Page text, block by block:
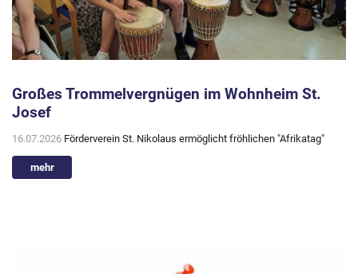
Großes Trommelvergnügen im Wohnheim St.
Josef
16.07.2026 Förderverein St. Nikolaus ermöglicht fröhlichen "Afrikatag"
mehr